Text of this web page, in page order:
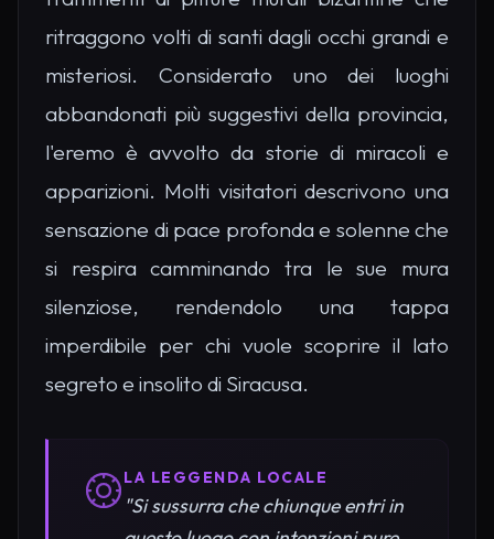
ritraggono volti di santi dagli occhi grandi e
misteriosi. Considerato uno dei luoghi
abbandonati più suggestivi della provincia,
l'eremo è avvolto da storie di miracoli e
apparizioni. Molti visitatori descrivono una
sensazione di pace profonda e solenne che
si respira camminando tra le sue mura
silenziose, rendendolo una tappa
imperdibile per chi vuole scoprire il lato
segreto e insolito di Siracusa.
LA LEGGENDA LOCALE
"Si sussurra che chiunque entri in